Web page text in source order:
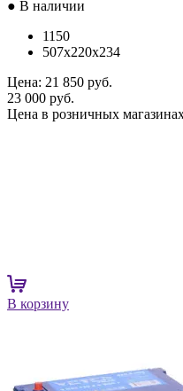
● В наличии
1150
507x220x234
Цена: 21 850 руб.
23 000 руб.
Цена в розничных
В корзину